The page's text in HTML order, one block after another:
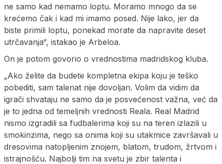
ne samo kad nemamo loptu. Moramo mnogo da se
krećemo čak i kad mi imamo posed. Nije lako, jer da
biste primili loptu, ponekad morate da napravite deset
utrčavanja“, istakao je Arbeloa.
On je potom govorio o vrednostima madridskog kluba.
„Ako želite da budete kompletna ekipa koju je teško
pobediti, sam talenat nije dovoljan. Volim da vidim da
igrači shvataju ne samo da je posvećenost važna, već da
je to jedna od temeljnih vrednosti Reala. Real Madrid
nismo izgradili sa fudbalerima koji su na teren izlazili u
smokinzima, nego sa onima koji su utakmice završavali u
dresovima natopljenim znojem, blatom, trudom, žrtvom i
istrajnošću. Najbolji tim na svetu je zbir talenta i